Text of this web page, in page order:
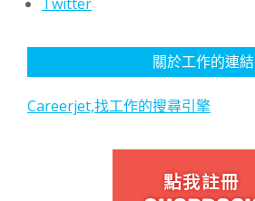
關於工作的連結
Careerjet,找工作的搜尋引擎